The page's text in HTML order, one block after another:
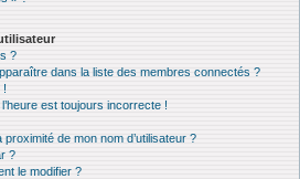
?
dans la liste des membres connectés ?
!
est toujours incorrecte !
de mon nom d’utilisateur ?
?
le modifier ?